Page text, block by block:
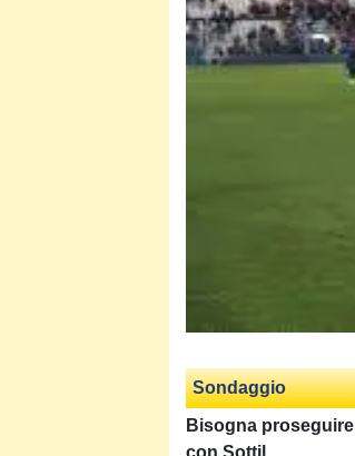
Sondaggio
Bisogna proseguire
con Sottil